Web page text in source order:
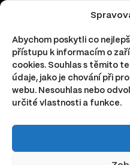
Abychom poskytli co
přístupu k informacím o
cookies. Souhlas s těmito
údaje, jako je chování při
webu. Nesouhlas nebo
určité vlastnosti a funkce.